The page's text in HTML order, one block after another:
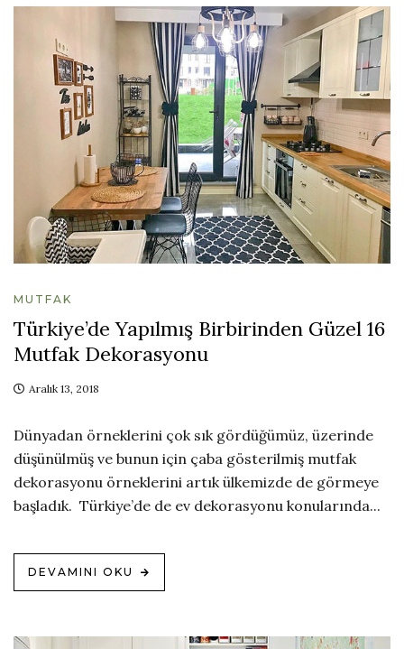
MUTFAK
Türkiye’de Yapılmış Birbirinden Güzel 16
Mutfak Dekorasyonu
Aralık 13, 2018
Dünyadan örneklerini çok sık gördüğümüz, üzerinde
düşünülmüş ve bunun için çaba gösterilmiş mutfak
dekorasyonu örneklerini artık ülkemizde de görmeye
başladık. Türkiye’de de ev dekorasyonu konularında...
DEVAMINI OKU